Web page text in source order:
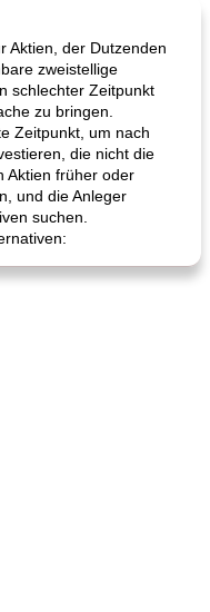
Aktien, der Dutzenden
zweistellige
schlechter Zeitpunkt
zu bringen.
Zeitpunkt, um nach
die nicht die
Aktien früher oder
und die Anleger
suchen.